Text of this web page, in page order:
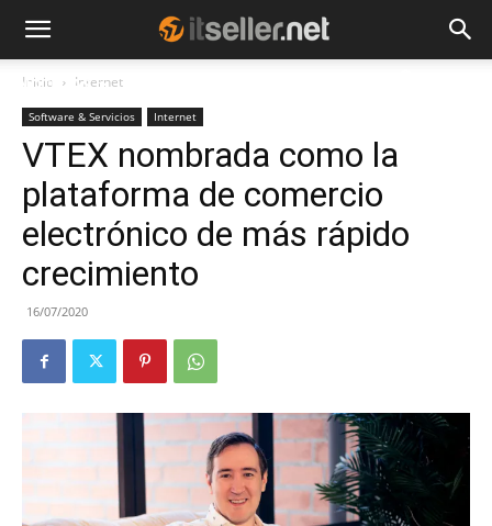
NOTICIAS
Inicio Internet
Software & Servicios Internet
VTEX nombrada como la
plataforma de comercio
electrónico de más rápido
crecimiento
16/07/2020